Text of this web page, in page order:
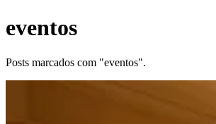
eventos
Posts marcados com "eventos".